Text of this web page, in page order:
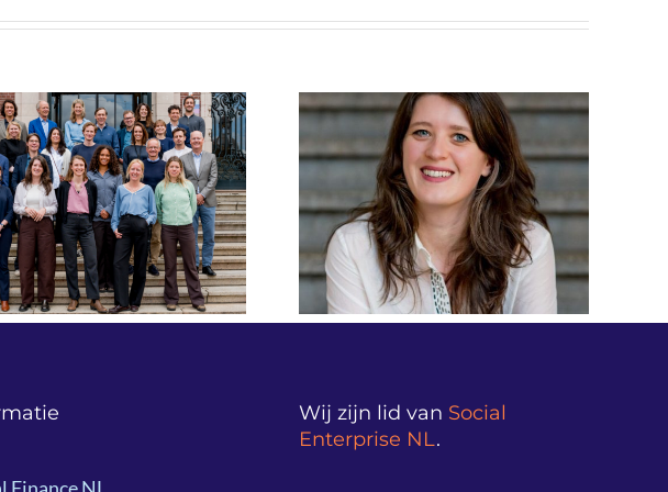
“We draaien niet alleen
projecten, maar
verbeteren ook hoe we
over impact en
financiering nadenken.”
Liza Heykoop versterkt
Social Finance NL
Beeldverslag Money
Matters Live!
verantwoordingsdag
2026 vanuit
Nieuwspoort
Wij zijn lid van Social
Enterprise NL.